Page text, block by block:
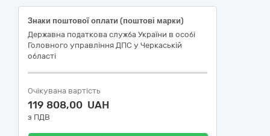
Знаки поштової оплати (поштові марки)
Державна податкова служба України в особі
Головного управління ДПС у Черкаській
області
Очікувана вартість
119 808,00 UAH
з ПДВ